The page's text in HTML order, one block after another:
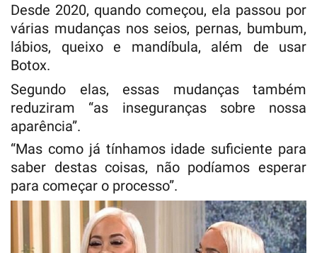
Desde 2020, quando começou, ela passou por
várias mudanças nos seios, pernas, bumbum,
lábios, queixo e mandíbula, além de usar
Botox.
Segundo elas, essas mudanças também
reduziram “as inseguranças sobre nossa
aparência”.
“Mas como já tínhamos idade suficiente para
saber destas coisas, não podíamos esperar
para começar o processo”.